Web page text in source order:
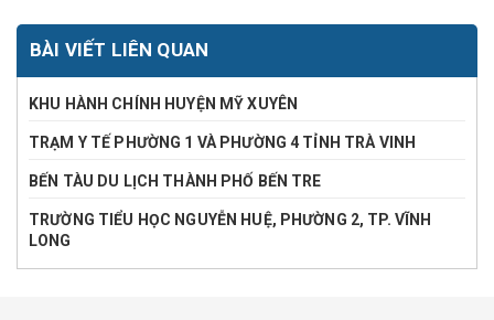
BÀI VIẾT LIÊN QUAN
KHU HÀNH CHÍNH HUYỆN MỸ XUYÊN
TRẠM Y TẾ PHƯỜNG 1 VÀ PHƯỜNG 4 TỈNH TRÀ VINH
BẾN TÀU DU LỊCH THÀNH PHỐ BẾN TRE
TRƯỜNG TIỂU HỌC NGUYỄN HUỆ, PHƯỜNG 2, TP. VĨNH
LONG